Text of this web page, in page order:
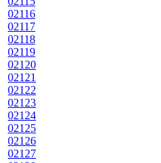
02116
02117
02118
02119
02120
02121
02122
02123
02124
02125
02126
02127